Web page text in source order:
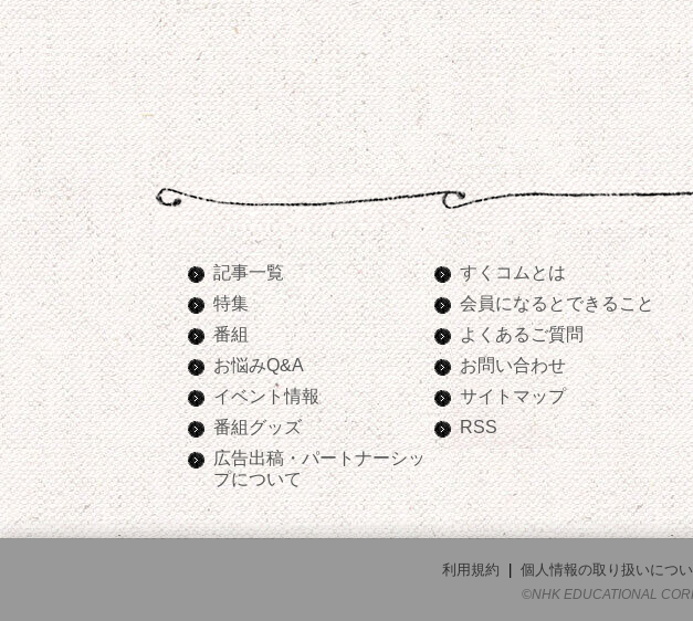
記事一覧
特集
番組
お悩みQ&A
イベント情報
番組グッズ
広告出稿・パートナーシッ
プについて
すくコムとは
会員になるとできること
よくあるご質問
お問い合わせ
サイトマップ
RSS
利用規約 個人情報の取り扱いにつ
©NHK EDUCATIONAL